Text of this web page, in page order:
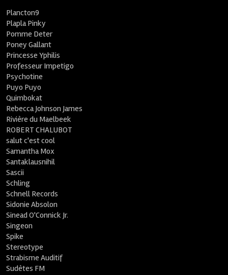
Plancton9
Plapla Pinky
Pomme Deter
Poney Gallant
Princesse Yphilis
Professeur Impetigo
Psychotine
Puyo Puyo
Quimbokat
Rebecca Johnson James
Rivière du Maelbeek
ROBERT CHALUBOT
salut c'est cool
Samantha Mox
Santaklausnihil
Sascii
Schling
Schnell Records
Sidonie Absolon
Sinead O'Connick Jr.
Singeon
Spike
Stereotype
Strabisme Auditif
Sudètes FM